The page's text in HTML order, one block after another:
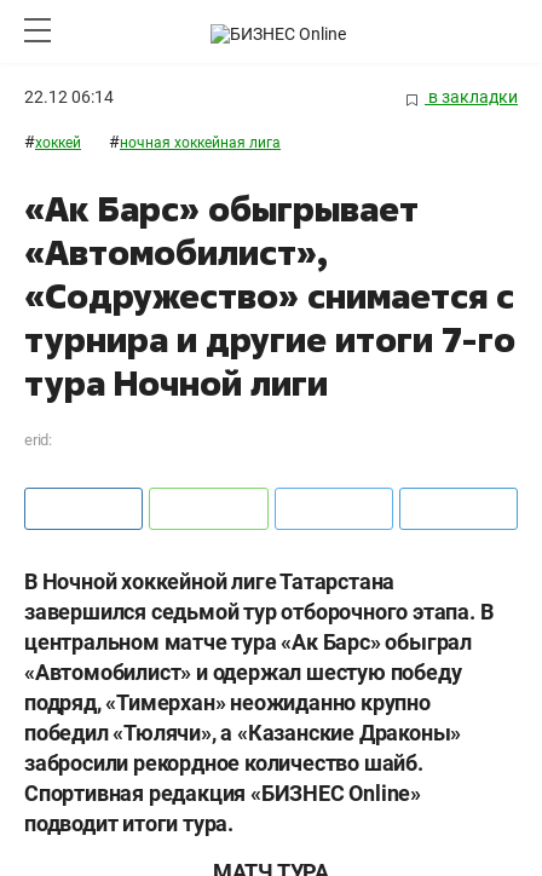
22.12 06:14 в закладки
#хоккей #ночная хоккейная лига
«Ак Барс» обыгрывает
«Автомобилист»,
«Содружество» снимается с
турнира и другие итоги 7-го
тура Ночной лиги
erid:
В Ночной хоккейной лиге Татарстана
завершился седьмой тур отборочного этапа. В
центральном матче тура «Ак Барс» обыграл
«Автомобилист» и одержал шестую победу
подряд, «Тимерхан» неожиданно крупно
победил «Тюлячи», а «Казанские Драконы»
забросили рекордное количество шайб.
Спортивная редакция «БИЗНЕС Online»
подводит итоги тура.